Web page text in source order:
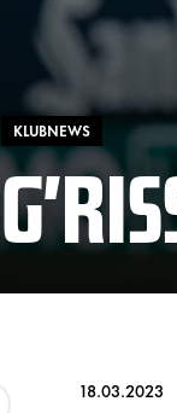
KLUBNEWS
18.03.2023